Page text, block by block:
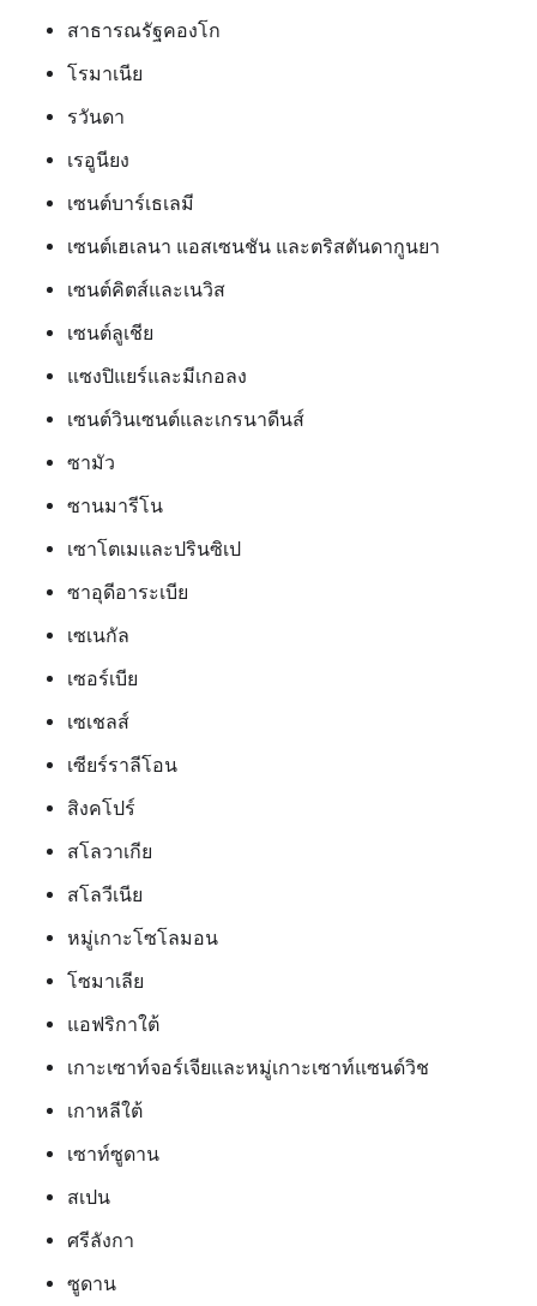
สาธารณรัฐคองโก
โรมาเนีย
รวันดา
เรอูนียง
เซนต์บาร์เธเลมี
เซนต์เฮเลนา แอสเซนชัน และตริสตันดากูนยา
เซนต์คิตส์และเนวิส
เซนต์ลูเชีย
แซงปิแยร์และมีเกอลง
เซนต์วินเซนต์และเกรนาดีนส์
ซามัว
ซานมารีโน
เซาโตเมและปรินซิเป
ซาอุดีอาระเบีย
เซเนกัล
เซอร์เบีย
เซเชลส์
เซียร์ราลีโอน
สิงคโปร์
สโลวาเกีย
สโลวีเนีย
หมู่เกาะโซโลมอน
โซมาเลีย
แอฟริกาใต้
เกาะเซาท์จอร์เจียและหมู่เกาะเซาท์แซนด์วิช
เกาหลีใต้
เซาท์ซูดาน
สเปน
ศรีลังกา
ซูดาน